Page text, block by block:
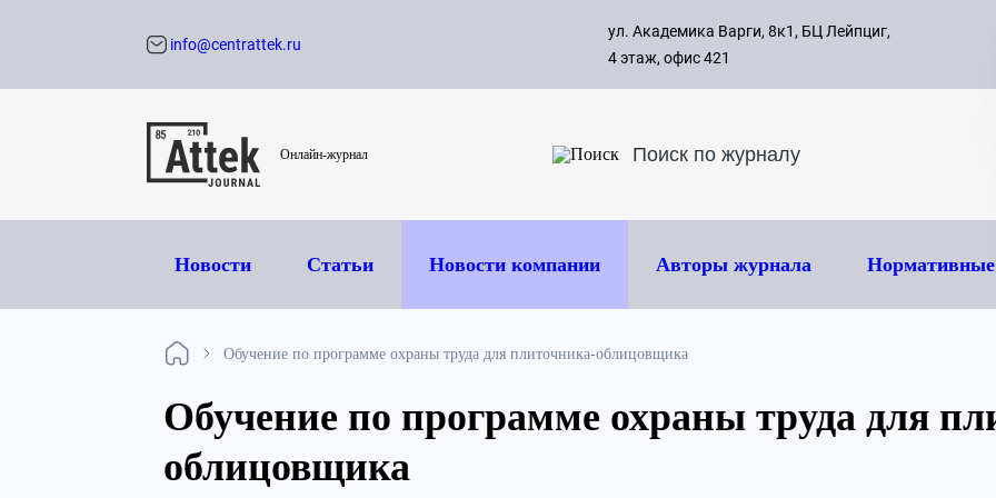
с 09:00
8 495
info@centrattek.ru
ул. Академика Варги, 8к1, БЦ Лейпциг,
4 этаж, офис 421
Онлайн-журнал
Новости Статьи Новости компании Авторы журнала
Обучение по программе охраны труда для плиточника-облицовщика
Обучение по программе охраны труда для
облицовщика